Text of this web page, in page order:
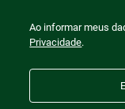
Ao informar meus
Privacidade.